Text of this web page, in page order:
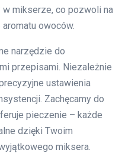
mikserze, co pozwoli na
owoców.
narzędzie do
przepisami. Niezależnie
ustawienia
Zachęcamy do
pieczenie – każde
dzięki Twoim
miksera.